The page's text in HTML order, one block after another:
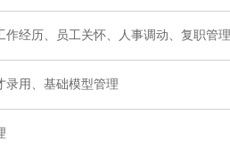
作经历、员工关怀、人事调动、复职管
录用、基础模型管理